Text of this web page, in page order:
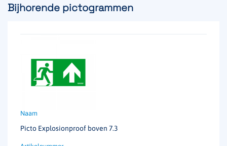
Bijhorende pictogrammen
Picto Explosionproof boven 7.3